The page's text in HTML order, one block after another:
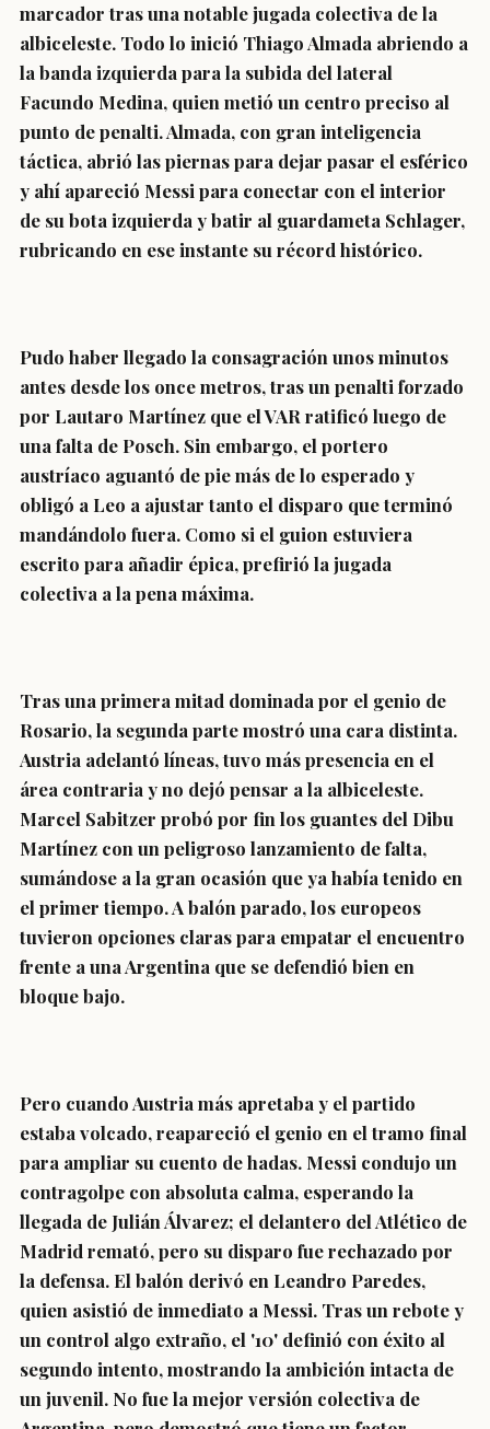
marcador tras una notable jugada colectiva de la
albiceleste. Todo lo inició Thiago Almada abriendo a
la banda izquierda para la subida del lateral
Facundo Medina, quien metió un centro preciso al
punto de penalti. Almada, con gran inteligencia
táctica, abrió las piernas para dejar pasar el esférico
y ahí apareció Messi para conectar con el interior
de su bota izquierda y batir al guardameta Schlager,
rubricando en ese instante su récord histórico.
Pudo haber llegado la consagración unos minutos
antes desde los once metros, tras un penalti forzado
por Lautaro Martínez que el VAR ratificó luego de
una falta de Posch. Sin embargo, el portero
austríaco aguantó de pie más de lo esperado y
obligó a Leo a ajustar tanto el disparo que terminó
mandándolo fuera. Como si el guion estuviera
escrito para añadir épica, prefirió la jugada
colectiva a la pena máxima.
Tras una primera mitad dominada por el genio de
Rosario, la segunda parte mostró una cara distinta.
Austria adelantó líneas, tuvo más presencia en el
área contraria y no dejó pensar a la albiceleste.
Marcel Sabitzer probó por fin los guantes del Dibu
Martínez con un peligroso lanzamiento de falta,
sumándose a la gran ocasión que ya había tenido en
el primer tiempo. A balón parado, los europeos
tuvieron opciones claras para empatar el encuentro
frente a una Argentina que se defendió bien en
bloque bajo.
Pero cuando Austria más apretaba y el partido
estaba volcado, reapareció el genio en el tramo final
para ampliar su cuento de hadas. Messi condujo un
contragolpe con absoluta calma, esperando la
llegada de Julián Álvarez; el delantero del Atlético de
Madrid remató, pero su disparo fue rechazado por
la defensa. El balón derivó en Leandro Paredes,
quien asistió de inmediato a Messi. Tras un rebote y
un control algo extraño, el '10' definió con éxito al
segundo intento, mostrando la ambición intacta de
un juvenil. No fue la mejor versión colectiva de